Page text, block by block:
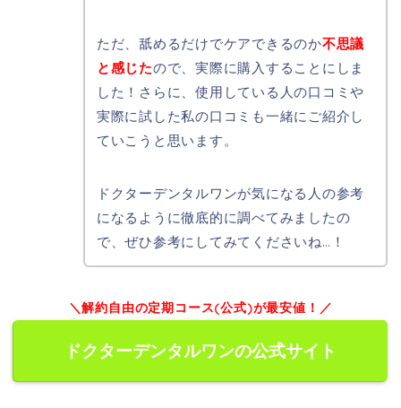
ただ、舐めるだけでケアできるのか不思議
と感じたので、実際に購入することにしま
した！さらに、使用している人の口コミや
実際に試した私の口コミも一緒にご紹介し
ていこうと思います。
ドクターデンタルワンが気になる人の参考
になるように徹底的に調べてみましたの
で、ぜひ参考にしてみてくださいね…！
＼解約自由の定期コース(公式)が最安値！／
ドクターデンタルワンの公式サイト